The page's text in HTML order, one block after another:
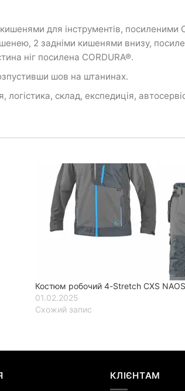
для інструментів, посиленими
2 задніми кишенями внизу,
ніг посилена CORDURA®.
шов на штанинах.
склад, експедиція,
Костюм робочий 4-Stretch CXS
01.02.2025
Схожий запис
КЛІЄНТАМ